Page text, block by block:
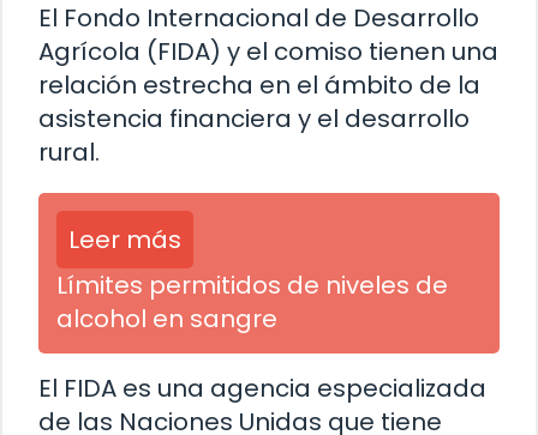
El Fondo Internacional de Desarrollo
Agrícola (FIDA) y el comiso tienen una
relación estrecha en el ámbito de la
asistencia financiera y el desarrollo
rural.
Leer más
Límites permitidos de niveles de
alcohol en sangre
El FIDA es una agencia especializada
de las Naciones Unidas que tiene